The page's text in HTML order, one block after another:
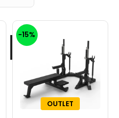
-15%
OUTLET